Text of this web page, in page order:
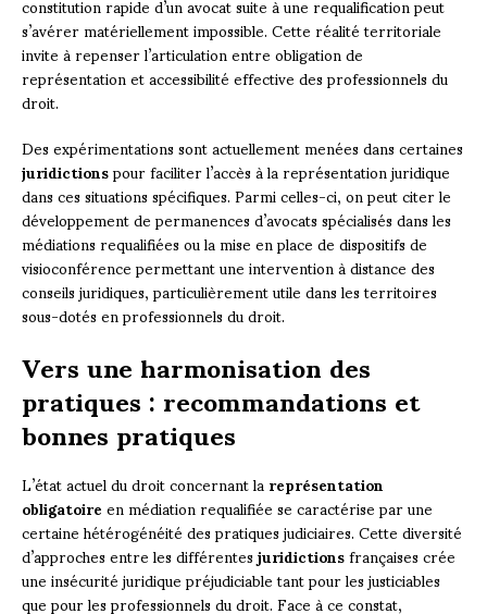
s’avérer matériellement impossible. Cette réalité territoriale
invite à repenser l’articulation entre obligation de
représentation et accessibilité effective des professionnels du
droit.
Des expérimentations sont actuellement menées dans certaines
juridictionspour faciliter l’accès à la représentation juridique
dans ces situations spécifiques. Parmi celles-ci, on peut citer le
développement de permanences d’avocats spécialisés dans les
médiations requalifiées ou la mise en place de dispositifs de
visioconférence permettant une intervention à distance des
conseils juridiques, particulièrement utile dans les territoires
sous-dotés en professionnels du droit.
Vers une harmonisation des
pratiques : recommandations et
bonnes pratiques
L’état actuel du droit concernant lareprésentation
obligatoireen médiation requalifiée se caractérise par une
certaine hétérogénéité des pratiques judiciaires. Cette diversité
d’approches entre les différentesjuridictionsfrançaises crée
une insécurité juridique préjudiciable tant pour les justiciables
que pour les professionnels du droit. Face à ce constat,